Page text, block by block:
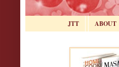
JTT ABOUT